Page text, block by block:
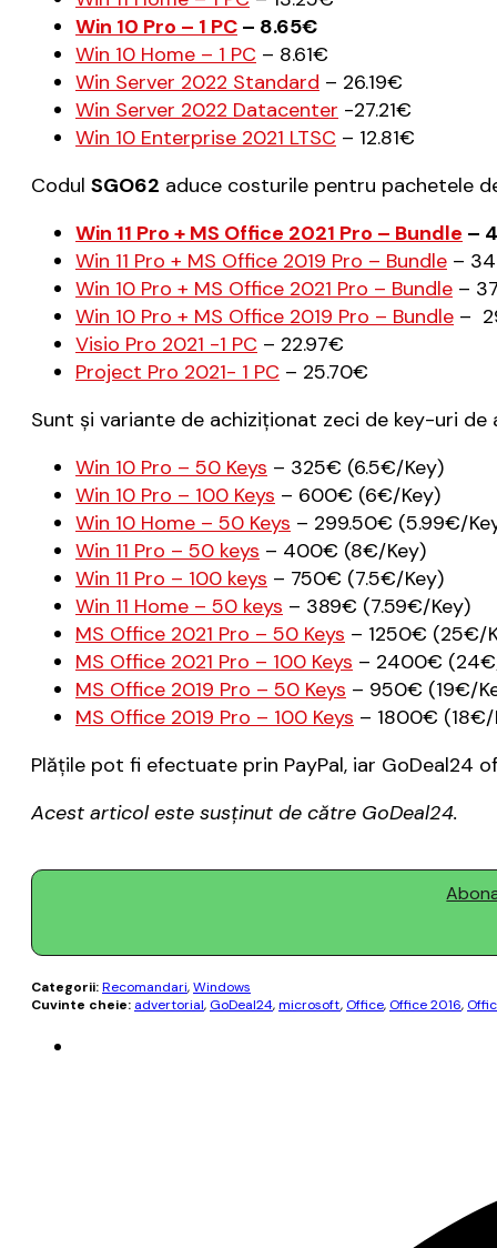
Win 10 Pro – 1 PC – 8.65€
Win 10 Home – 1 PC – 8.61€
Win Server 2022 Standard – 26.19€
Win Server 2022 Datacenter -27.21€
Win 10 Enterprise 2021 LTSC – 12.81€
Codul SGO62 aduce costurile pentru pachetele
Win 11 Pro + MS Office 2021 Pro – Bundle –
Win 11 Pro + MS Office 2019 Pro – Bundle –
Win 10 Pro + MS Office 2021 Pro – Bundle –
Win 10 Pro + MS Office 2019 Pro – Bundle –
Visio Pro 2021 -1 PC – 22.97€
Project Pro 2021- 1 PC – 25.70€
Sunt și variante de achiziționat zeci de key-uri
Win 10 Pro – 50 Keys – 325€ (6.5€/Key)
Win 10 Pro – 100 Keys – 600€ (6€/Key)
Win 10 Home – 50 Keys – 299.50€ (5.99€/
Win 11 Pro – 50 keys – 400€ (8€/Key)
Win 11 Pro – 100 keys – 750€ (7.5€/Key)
Win 11 Home – 50 keys – 389€ (7.59€/Key)
MS Office 2021 Pro – 50 Keys – 1250€ (25€/
MS Office 2021 Pro – 100 Keys – 2400€
MS Office 2019 Pro – 50 Keys – 950€ (19€/
MS Office 2019 Pro – 100 Keys – 1800€ (18€/
Plățile pot fi efectuate prin PayPal, iar GoDeal24
Acest articol este susținut de către GoDeal24.
Categorii:Recomandari,Windows
Cuvinte cheie: advertorial, GoDeal24,microsoft, Office, Office 2016,